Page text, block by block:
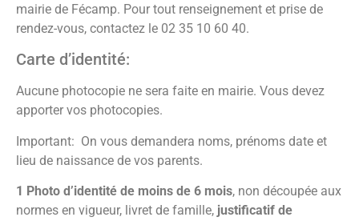
mairie de Fécamp. Pour tout renseignement et prise de
rendez-vous, contactez le 02 35 10 60 40.
Carte d’identité:
Aucune photocopie ne sera faite en mairie. Vous devez
apporter vos photocopies.
Important: On vous demandera noms, prénoms date et
lieu de naissance de vos parents.
1 Photo d’identité de moins de 6 mois, non découpée aux
normes en vigueur, livret de famille, justificatif de